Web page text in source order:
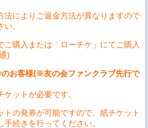
法によりご返金方法が異なりますので
。
ご購入または「ローチケ」にてご購入
)
お客様(※友の会ファンクラブ先行で
ケットが必要です。
トの発券が可能ですので、紙チケット
手続きを行ってください。